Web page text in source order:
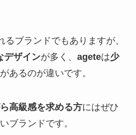
るブランドでもありますが、
デザインが多く、 ageteは少
があるのが違いです。
高級感を求める方にはぜひ
ブランドです。